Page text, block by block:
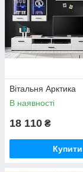
Вітальня Арктика
В наявності
18 110 ₴
Купити